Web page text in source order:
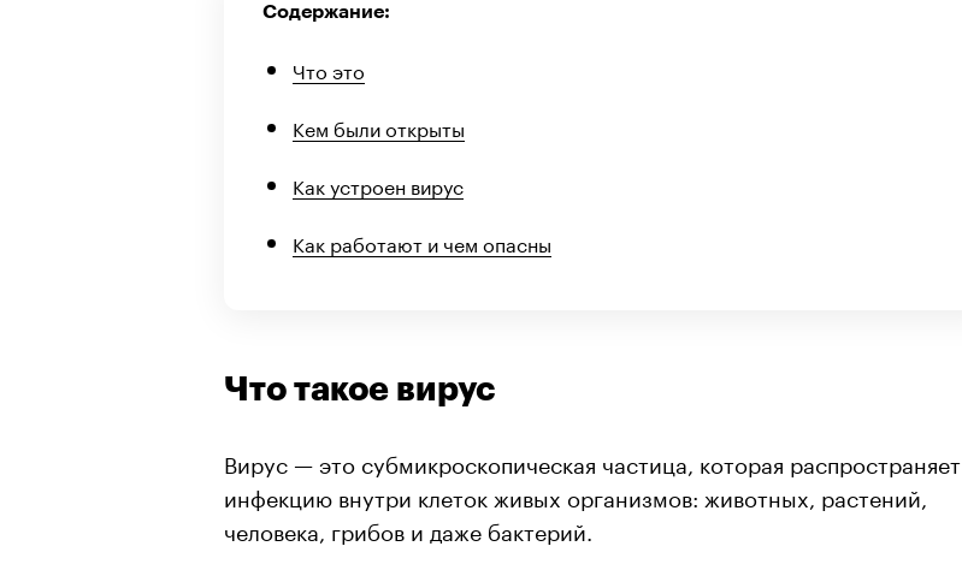
Содержание:
Что это
Кем были открыты
Как устроен вирус
Как работают и чем опасны
Что такое вирус
Вирус — это субмикроскопическая частица, которая распространяет
инфекцию внутри клеток живых организмов: животных, растений,
человека, грибов и даже бактерий.